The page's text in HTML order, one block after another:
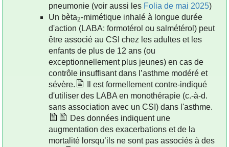
pneumonie (voir aussi les Folia de mai 2025)
Un bèta2-mimétique inhalé à longue durée
d'action (LABA: formotérol ou salmétérol) peut
être associé au CSI chez les adultes et les
enfants de plus de 12 ans (ou
exceptionnellement plus jeunes) en cas de
contrôle insuffisant dans l’asthme modéré et
sévère.
Il est formellement contre-indiqué
d'utiliser des LABA en monothérapie (c.-à-d.
sans association avec un CSI) dans l'asthme.
Des données indiquent une
augmentation des exacerbations et de la
mortalité lorsqu’ils ne sont pas associés à des